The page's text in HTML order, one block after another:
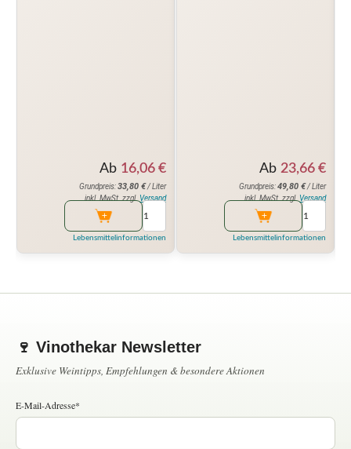
Ab 16,06 €
Grundpreis:33,80 €/ Liter
inkl. MwSt. zzgl.Versand
Lebensmittelinformationen
Ab 23,66 €
Grundpreis:49,80 €/ Liter
inkl. MwSt. zzgl.Versand
Lebensmittelinformationen
🍷 Vinothekar Newsletter
Exklusive Weintipps, Empfehlungen & besondere Aktionen
E-Mail-Adresse*